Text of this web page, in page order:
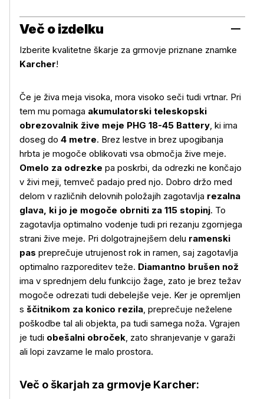
Več o izdelku
Izberite kvalitetne škarje za grmovje priznane znamke
Karcher!
Če je živa meja visoka, mora visoko seči tudi vrtnar. Pri
tem mu pomaga akumulatorski teleskopski
obrezovalnik žive meje PHG 18-45 Battery, ki ima
doseg do 4 metre. Brez lestve in brez upogibanja
hrbta je mogoče oblikovati vsa območja žive meje.
Omelo za odrezke pa poskrbi, da odrezki ne končajo
v živi meji, temveč padajo pred njo. Dobro držo med
delom v različnih delovnih položajih zagotavlja rezalna
glava, ki jo je mogoče obrniti za 115 stopinj. To
zagotavlja optimalno vodenje tudi pri rezanju zgornjega
strani žive meje. Pri dolgotrajnejšem delu ramenski
pas preprečuje utrujenost rok in ramen, saj zagotavlja
optimalno razporeditev teže. Diamantno brušen nož
ima v sprednjem delu funkcijo žage, zato je brez težav
mogoče odrezati tudi debelejše veje. Ker je opremljen
s ščitnikom za konico rezila, preprečuje neželene
poškodbe tal ali objekta, pa tudi samega noža. Vgrajen
je tudi obešalni obroček, zato shranjevanje v garaži
ali lopi zavzame le malo prostora.
Več o škarjah za grmovje Karcher: